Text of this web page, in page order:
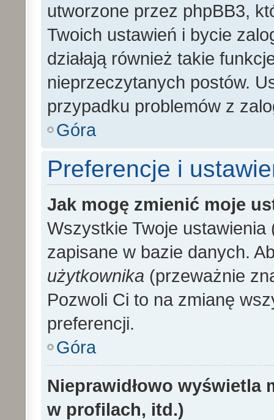
utworzone przez phpBB3,
Twoich ustawień i bycie
działają również takie
nieprzeczytanych postów.
przypadku problemów z
Góra
Preferencje i
Jak mogę zmienić moje
Wszystkie Twoje
zapisane w bazie danych.
użytkownika (przeważnie
Pozwoli Ci to na zmianę
preferencji.
Góra
Nieprawidłowo wyświetla
w profilach, itd.)